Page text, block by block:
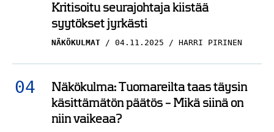
Kritisoitu seurajohtaja kiistää
syytökset jyrkästi
NÄKÖKULMAT 04.11.2025 HARRI PIRINEN
Näkökulma: Tuomareilta taas täysin
käsittämätön päätös – Mikä siinä on
niin vaikeaa?